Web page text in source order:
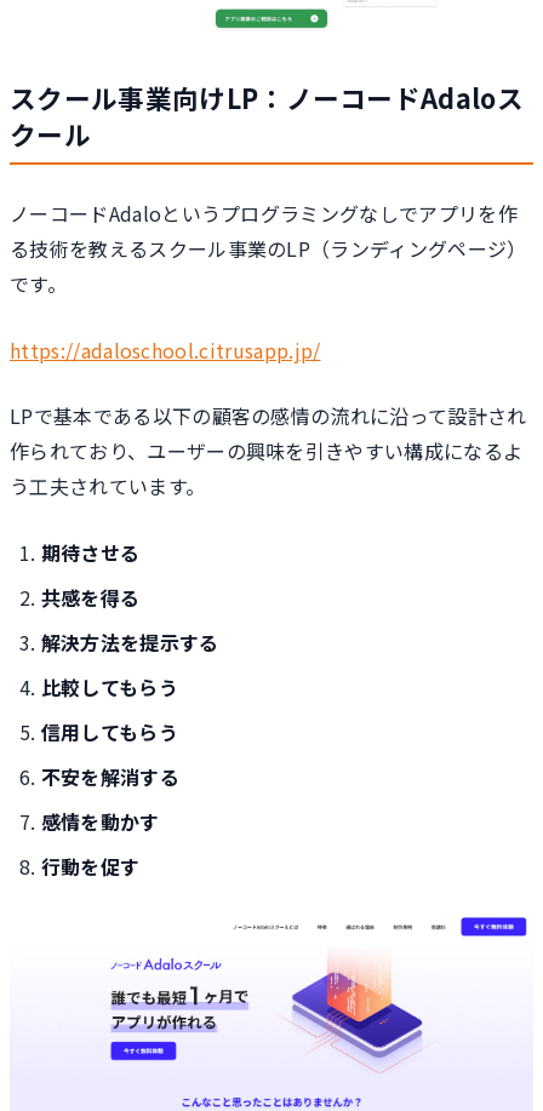
スクール事業向けLP：ノーコードAdaloス
クール
ノーコードAdaloというプログラミングなしでアプリを作
る技術を教えるスクール事業のLP（ランディングページ）
です。
https://adaloschool.citrusapp.jp/
LPで基本である以下の顧客の感情の流れに沿って設計され
作られており、ユーザーの興味を引きやすい構成になるよ
う工夫されています。
期待させる
共感を得る
解決方法を提示する
比較してもらう
信用してもらう
不安を解消する
感情を動かす
行動を促す